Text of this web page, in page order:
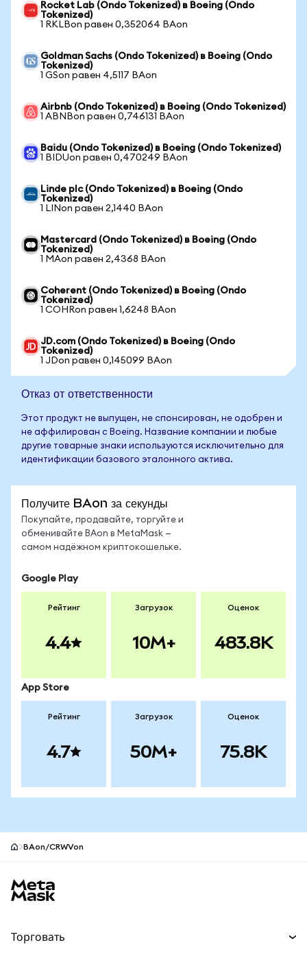
Rocket Lab (Ondo Tokenized) в Boeing (Ondo
Tokenized)
1 RKLBon равен 0,352064 BAon
Goldman Sachs (Ondo Tokenized) в Boeing (Ondo
Tokenized)
1 GSon равен 4,5117 BAon
Airbnb (Ondo Tokenized) в Boeing (Ondo Tokenized)
1 ABNBon равен 0,746131 BAon
Baidu (Ondo Tokenized) в Boeing (Ondo Tokenized)
1 BIDUon равен 0,470249 BAon
Linde plc (Ondo Tokenized) в Boeing (Ondo
Tokenized)
1 LINon равен 2,1440 BAon
Mastercard (Ondo Tokenized) в Boeing (Ondo
Tokenized)
1 MAon равен 2,4368 BAon
Coherent (Ondo Tokenized) в Boeing (Ondo
Tokenized)
1 COHRon равен 1,6248 BAon
JD.com (Ondo Tokenized) в Boeing (Ondo
Tokenized)
1 JDon равен 0,145099 BAon
Отказ от ответственности
Этот продукт не выпущен, не спонсирован, не одобрен и
не аффилирован с Boeing. Название компании и любые
другие товарные знаки используются исключительно для
идентификации базового эталонного актива.
Получите BAon за секунды
Покупайте, продавайте, торгуйте и
обменивайте BAon в MetaMask —
самом надёжном криптокошельке.
Google Play
Рейтинг
4.4
Загрузок
10M+
Оценок
483.8K
App Store
Рейтинг
4.7
Загрузок
50M+
Оценок
75.8K
BAon/CRWVon
Торговать